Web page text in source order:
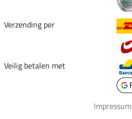
Verzending per
Veilig betalen met
Impressum